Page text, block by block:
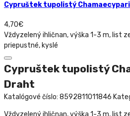
Cypruštek tupolistý
4,70€
Vždyzelený ihličnan, výška 1-3 m, list
priepustné, kyslé
Cypruštek tupolistý
Draht
Katalógové číslo: 8592811011846
Vždyzelený ihličnan, výška 1-3 m, list